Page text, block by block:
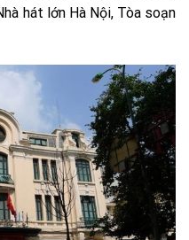
hát lớn Hà Nội, Tòa soạn